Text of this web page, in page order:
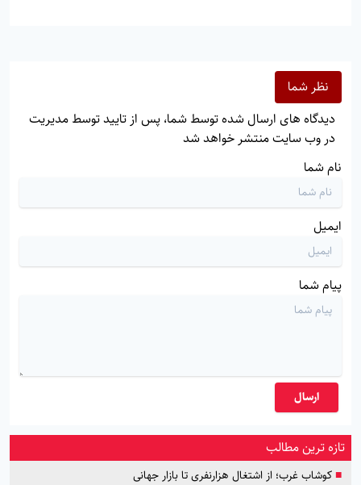
نظر شما
دیدگاه های ارسال شده توسط شما، پس از تایید توسط مدیریت
در وب سایت منتشر خواهد شد
نام شما
ایمیل
پیام شما
ارسال
تازه ترین مطالب
■کوشاب غرب؛ از اشتغال هزارنفری تا بازار جهانی